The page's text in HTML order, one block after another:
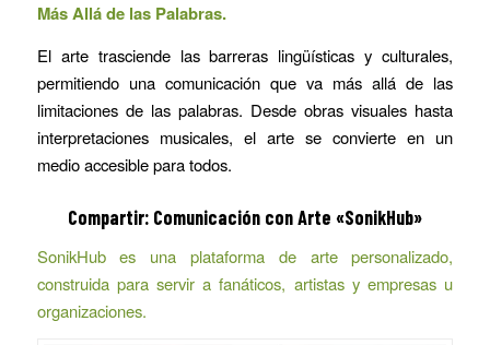
Más Allá de las Palabras.
El arte trasciende las barreras lingüísticas y culturales,
permitiendo una comunicación que va más allá de las
limitaciones de las palabras. Desde obras visuales hasta
interpretaciones musicales, el arte se convierte en un
medio accesible para todos.
Compartir:Comunicación con Arte «SonikHub»
SonikHub es una plataforma de arte personalizado,
construida para servir a fanáticos, artistas y empresas u
organizaciones.